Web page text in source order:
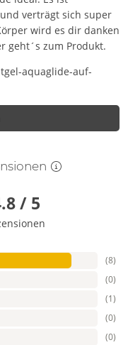
verträgt sich super
wird es dir danken
geht´s zum Produkt.
aquaglide-auf-
/ 5
(8)
(0)
(1)
(0)
(0)